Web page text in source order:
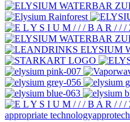
appropriate technologyapprotech